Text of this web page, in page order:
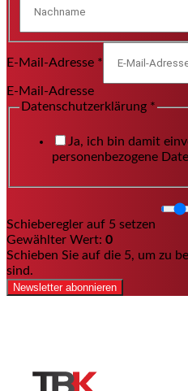
E-Mail-Adresse *
E-Mail-Adresse
Datenschutzerklärung *
Ja, ich bin damit
personenbezogene
Schieberegler auf 5 setzen
Gewählter Wert: 0
Schieben Sie auf die 5, um zu
sind.
Newsletter abonnieren